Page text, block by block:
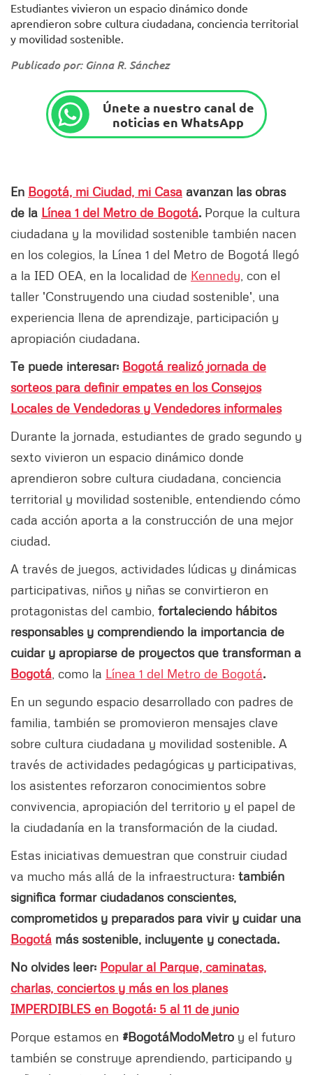
Estudiantes vivieron un espacio dinámico donde
aprendieron sobre cultura ciudadana, conciencia territorial
y movilidad sostenible.
Publicado por: Ginna R. Sánchez
Únete a nuestro canal de
noticias en WhatsApp
En Bogotá, mi Ciudad, mi Casa avanzan las obras
de la Línea 1 del Metro de Bogotá. Porque la cultura
ciudadana y la movilidad sostenible también nacen
en los colegios, la Línea 1 del Metro de Bogotá llegó
a la IED OEA, en la localidad de Kennedy , con el
taller 'Construyendo una ciudad sostenible', una
experiencia llena de aprendizaje, participación y
apropiación ciudadana.
Te puede interesar: Bogotá realizó jornada de
sorteos para definir empates en los Consejos
Locales de Vendedoras y Vendedores informales
Durante la jornada, estudiantes de grado segundo y
sexto vivieron un espacio dinámico donde
aprendieron sobre cultura ciudadana, conciencia
territorial y movilidad sostenible, entendiendo cómo
cada acción aporta a la construcción de una mejor
ciudad.
A través de juegos, actividades lúdicas y dinámicas
participativas, niños y niñas se convirtieron en
protagonistas del cambio, fortaleciendo hábitos
responsables y comprendiendo la importancia de
cuidar y apropiarse de proyectos que transforman a
Bogotá , como la Línea 1 del Metro de Bogotá.
En un segundo espacio desarrollado con padres de
familia, también se promovieron mensajes clave
sobre cultura ciudadana y movilidad sostenible. A
través de actividades pedagógicas y participativas,
los asistentes reforzaron conocimientos sobre
convivencia, apropiación del territorio y el papel de
la ciudadanía en la transformación de la ciudad.
Estas iniciativas demuestran que construir ciudad
va mucho más allá de la infraestructura: también
significa formar ciudadanos conscientes,
comprometidos y preparados para vivir y cuidar una
Bogotá más sostenible, incluyente y conectada.
No olvides leer: Popular al Parque, caminatas,
charlas, conciertos y más en los planes
IMPERDIBLES en Bogotá: 5 al 11 de junio
Porque estamos en #BogotáModoMetro y el futuro
también se construye aprendiendo, participando y